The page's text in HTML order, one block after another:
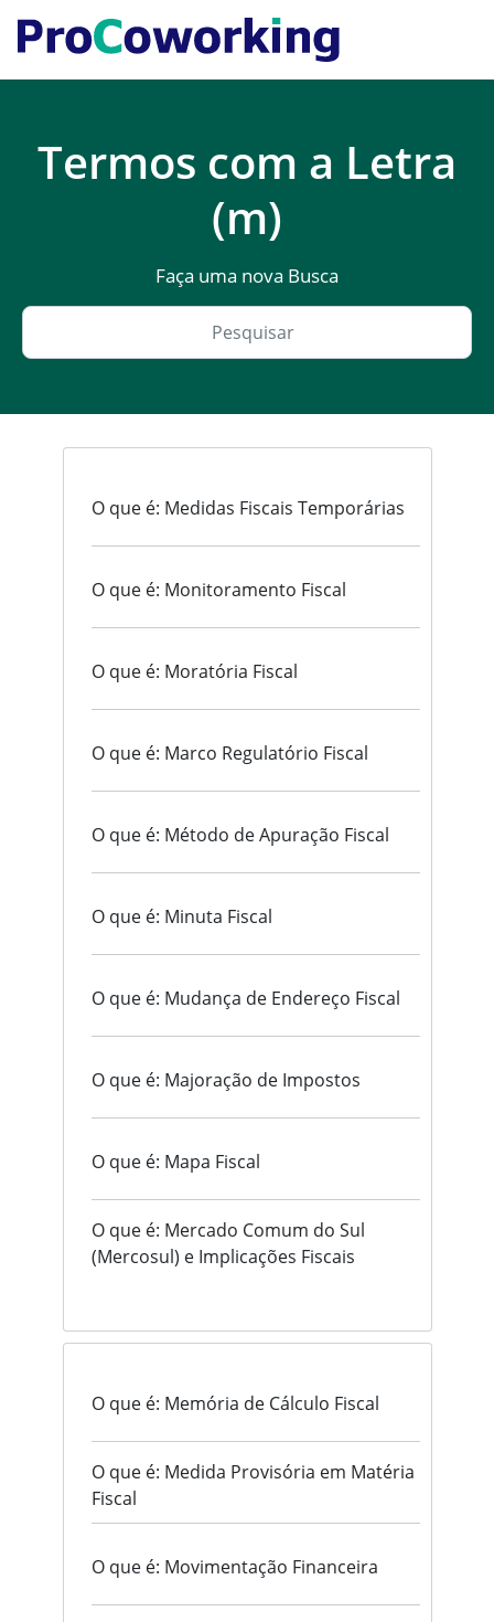
Termos com a Letra
(m)
Faça uma nova Busca
O que é: Medidas Fiscais Temporárias
O que é: Monitoramento Fiscal
O que é: Moratória Fiscal
O que é: Marco Regulatório Fiscal
O que é: Método de Apuração Fiscal
O que é: Minuta Fiscal
O que é: Mudança de Endereço Fiscal
O que é: Majoração de Impostos
O que é: Mapa Fiscal
O que é: Mercado Comum do Sul
(Mercosul) e Implicações Fiscais
O que é: Memória de Cálculo Fiscal
O que é: Medida Provisória em Matéria
Fiscal
O que é: Movimentação Financeira